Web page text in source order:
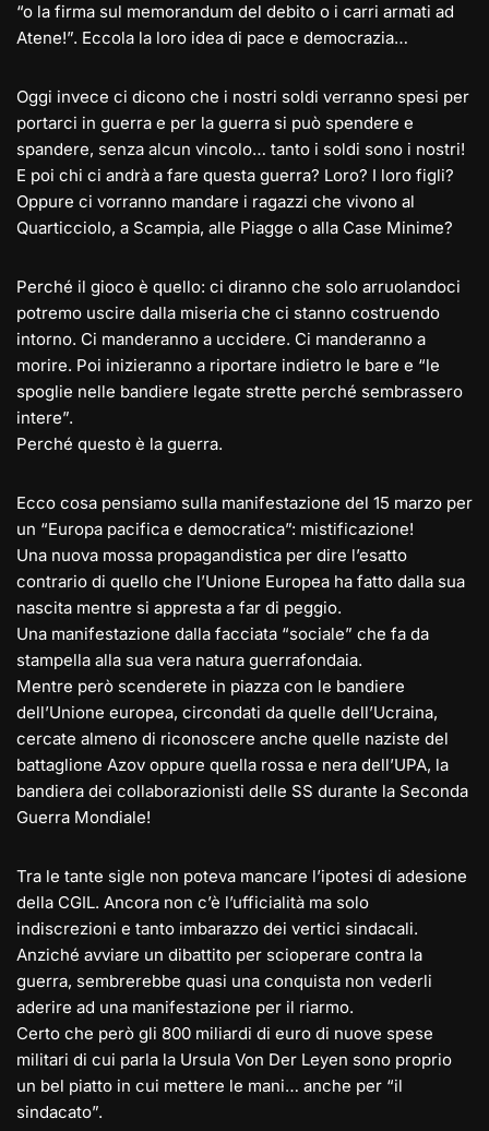
“o la firma sul memorandum del debito o i carri armati ad
Atene!”. Eccola la loro idea di pace e democrazia…
Oggi invece ci dicono che i nostri soldi verranno spesi per
portarci in guerra e per la guerra si può spendere e
spandere, senza alcun vincolo… tanto i soldi sono i nostri!
E poi chi ci andrà a fare questa guerra? Loro? I loro figli?
Oppure ci vorranno mandare i ragazzi che vivono al
Quarticciolo, a Scampia, alle Piagge o alla Case Minime?
Perché il gioco è quello: ci diranno che solo arruolandoci
potremo uscire dalla miseria che ci stanno costruendo
intorno. Ci manderanno a uccidere. Ci manderanno a
morire. Poi inizieranno a riportare indietro le bare e “le
spoglie nelle bandiere legate strette perché sembrassero
intere”.
Perché questo è la guerra.
Ecco cosa pensiamo sulla manifestazione del 15 marzo per
un “Europa pacifica e democratica”: mistificazione!
Una nuova mossa propagandistica per dire l’esatto
contrario di quello che l’Unione Europea ha fatto dalla sua
nascita mentre si appresta a far di peggio.
Una manifestazione dalla facciata “sociale” che fa da
stampella alla sua vera natura guerrafondaia.
Mentre però scenderete in piazza con le bandiere
dell’Unione europea, circondati da quelle dell’Ucraina,
cercate almeno di riconoscere anche quelle naziste del
battaglione Azov oppure quella rossa e nera dell’UPA, la
bandiera dei collaborazionisti delle SS durante la Seconda
Guerra Mondiale!
Tra le tante sigle non poteva mancare l’ipotesi di adesione
della CGIL. Ancora non c’è l’ufficialità ma solo
indiscrezioni e tanto imbarazzo dei vertici sindacali.
Anziché avviare un dibattito per scioperare contra la
guerra, sembrerebbe quasi una conquista non vederli
aderire ad una manifestazione per il riarmo.
Certo che però gli 800 miliardi di euro di nuove spese
militari di cui parla la Ursula Von Der Leyen sono proprio
un bel piatto in cui mettere le mani… anche per “il
sindacato”.